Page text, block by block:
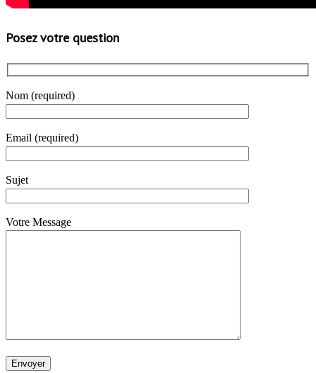
Posez votre question
Nom (required)
Email (required)
Sujet
Votre Message